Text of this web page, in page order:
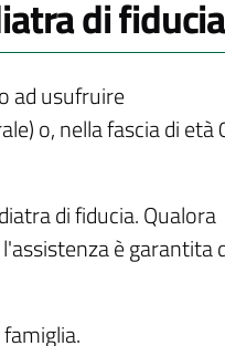
di fiducia
ad usufruire
o, nella fascia di età
di fiducia. Qualora
è garantita